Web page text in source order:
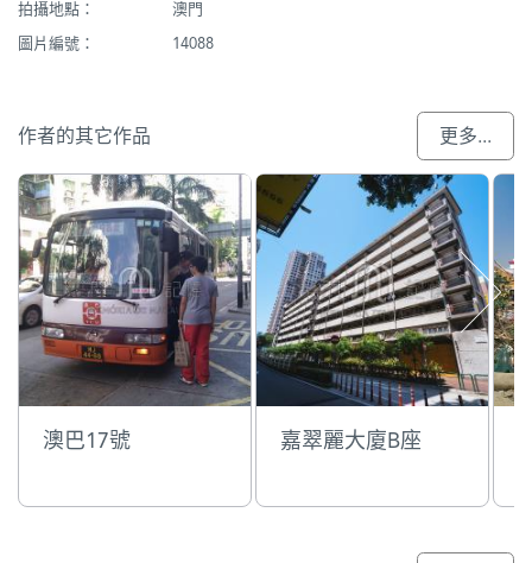
拍攝地點：
澳門
圖片編號：
14088
作者的其它作品 更多...
澳巴17號 嘉翠麗大廈B座